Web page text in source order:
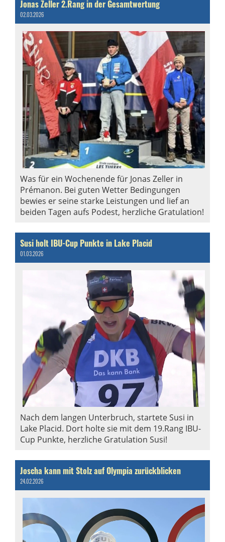
Jonas Zeller 2.Rang in der Gesamtwertung
02.03.2026
Was für ein Wochenende für Jonas Zeller in
Prémanon. Bei guten Wetter Bedingungen
bewies er seine starke Leistungen und lief an
beiden Tagen aufs Podest, herzliche Gratulation!
Susi holt IBU-Cup Punkte in Lake Placid
01.03.2026
Nach dem langen Unterbruch, startete Susi in
Lake Placid. Dort holte sie mit dem 19.Rang IBU-
Cup Punkte, herzliche Gratulation Susi!
Joscha kann mit Stolz auf Olympia zurückblicken
24.02.2026